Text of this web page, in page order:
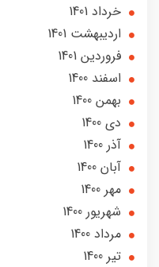
خرداد 1401
ارديبهشت 1401
فروردین 1401
اسفند 1400
بهمن 1400
دی 1400
آذر 1400
آبان 1400
مهر 1400
شهریور 1400
مرداد 1400
تير 1400